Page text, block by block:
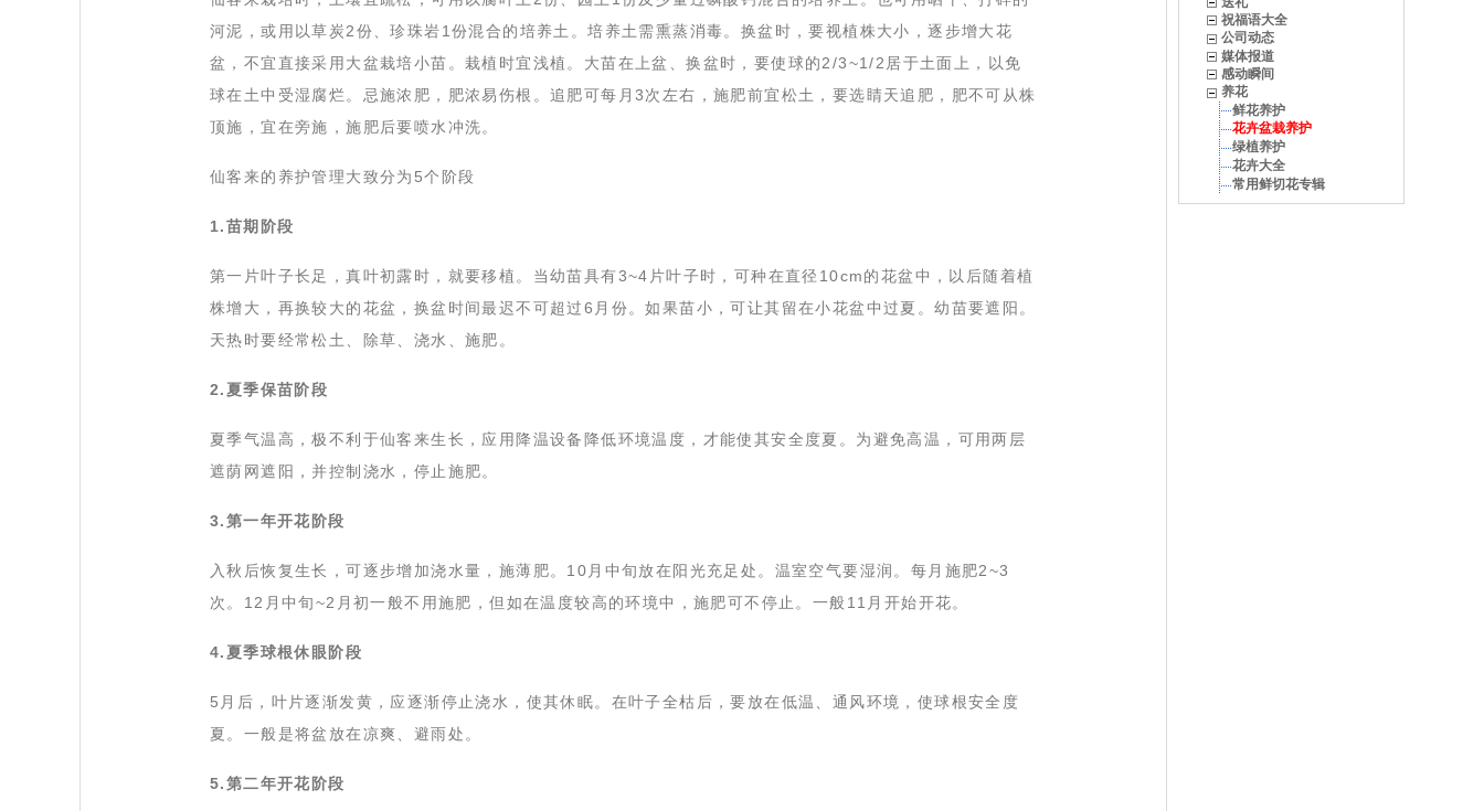
河泥，或用以草炭2份、珍珠岩1份混合的培养土。培养土需熏蒸消毒。换盆时，要视植株大小，逐步增大花
盆，不宜直接采用大盆栽培小苗。栽植时宜浅植。大苗在上盆、换盆时，要使球的2/3~1/2居于土面上，以免
球在土中受湿腐烂。忌施浓肥，肥浓易伤根。追肥可每月3次左右，施肥前宜松土，要选睛天追肥，肥不可从株
顶施，宜在旁施，施肥后要喷水冲洗。
仙客来的养护管理大致分为5个阶段
1.苗期阶段
第一片叶子长足，真叶初露时，就要移植。当幼苗具有3~4片叶子时，可种在直径10cm的花盆中，以后随着植
株增大，再换较大的花盆，换盆时间最迟不可超过6月份。如果苗小，可让其留在小花盆中过夏。幼苗要遮阳。
天热时要经常松土、除草、浇水、施肥。
2.夏季保苗阶段
夏季气温高，极不利于仙客来生长，应用降温设备降低环境温度，才能使其安全度夏。为避免高温，可用两层
遮荫网遮阳，并控制浇水，停止施肥。
3.第一年开花阶段
入秋后恢复生长，可逐步增加浇水量，施薄肥。10月中旬放在阳光充足处。温室空气要湿润。每月施肥2~3
次。12月中旬~2月初一般不用施肥，但如在温度较高的环境中，施肥可不停止。一般11月开始开花。
4.夏季球根休眼阶段
5月后，叶片逐渐发黄，应逐渐停止浇水，使其休眠。在叶子全枯后，要放在低温、通风环境，使球根安全度
夏。一般是将盆放在凉爽、避雨处。
5.第二年开花阶段
祝福语大全
公司动态
媒体报道
感动瞬间
养花
鲜花养护
花卉盆栽养护
绿植养护
花卉大全
常用鲜切花专辑